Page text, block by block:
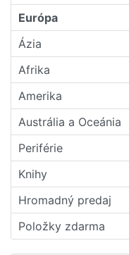
Európa
Ázia
Afrika
Amerika
Austrália a Oceánia
Periférie
Knihy
Hromadný predaj
Položky zdarma